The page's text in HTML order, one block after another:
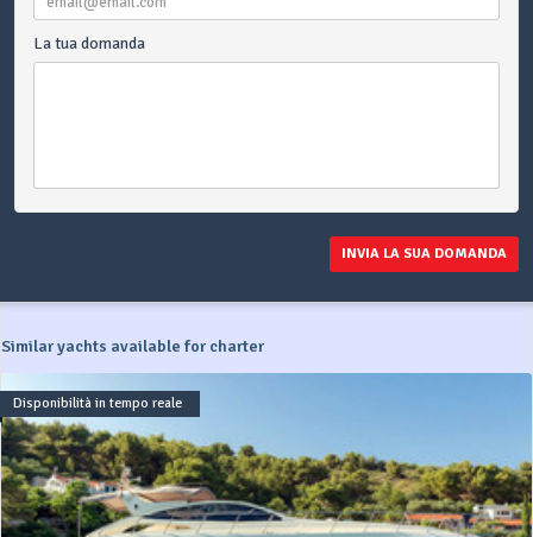
La tua domanda
INVIA LA SUA DOMANDA
Similar yachts available for charter
Disponibilità in tempo reale